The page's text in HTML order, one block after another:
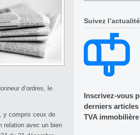
d’ordres, le
y compris ceux de
relation avec un bien
Suivez
Inscrivez-vous
derniers
TVA immobilière